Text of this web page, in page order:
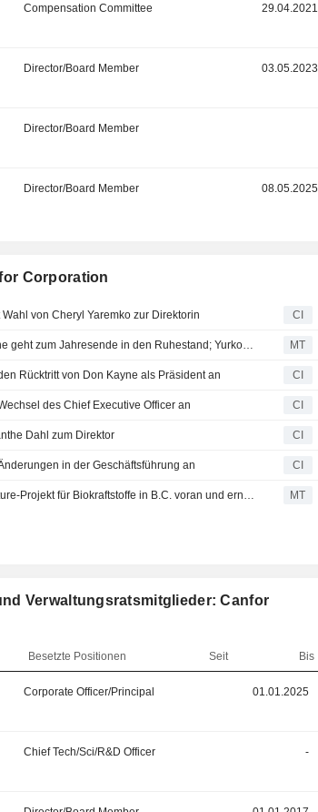
Compensation Committee 29.04.2021
Director/Board Member 03.05.2023
Director/Board Member
Director/Board Member 08.05.2025
Corporation
von Cheryl Yaremko zur Direktorin CI
Canfor Chief Executive Kayne geht zum Jahresende in den Ruhestand; Yurkovich als Nachfolgerin benannt MT
Rücktritt von Don Kayne als Präsident an CI
des Chief Executive Officer an CI
Dahl zum Direktor CI
in der Geschäftsführung an CI
Canfor Corp treibt Joint-Venture-Projekt für Biokraftstoffe in B.C. voran und ernennt Elliot zum CFO MT
Verwaltungsratsmitglieder: Canfor
Besetzte Positionen Seit Bis
Corporate Officer/Principal 01.01.2025
Chief Tech/Sci/R&D Officer -